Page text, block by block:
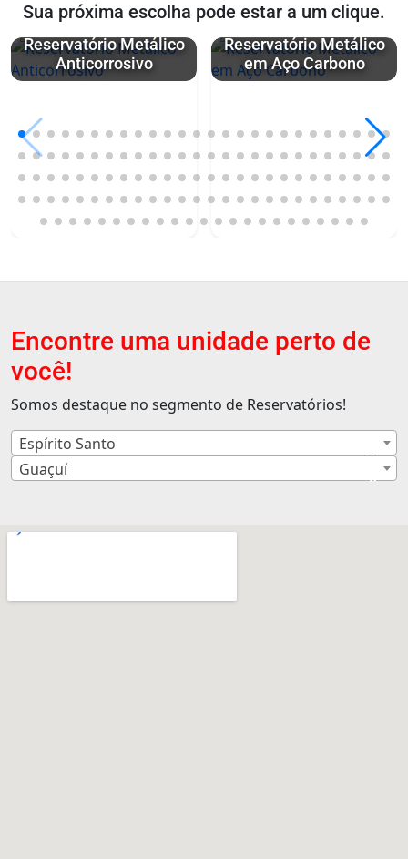
Sua próxima escolha pode estar a um clique.
Reservatório Metálico
Anticorrosivo
Reservatório Metálico
em Aço Carbono
Encontre uma unidade perto de
você!
Somos destaque no segmento de Reservatórios!
×
Espírito Santo
×
Guaçuí